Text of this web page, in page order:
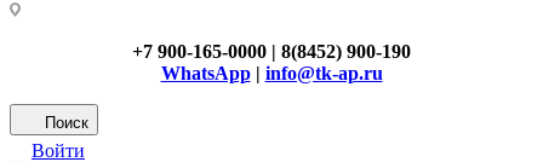
+7 900-165-0000 | 8(8452) 900-190
WhatsApp| info@tk-ap.ru
Поиск
Войти